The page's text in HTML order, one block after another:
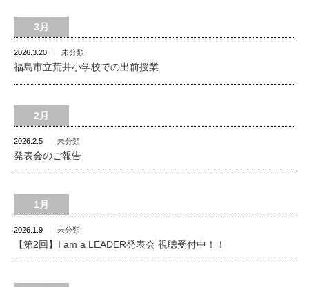
3月
2026.3.20 未分類
福島市立荒井小学校での出前授業
2月
2026.2.5 未分類
発表会のご報告
1月
2026.1.9 未分類
【第2回】I am a LEADER発表会 視聴受付中！！